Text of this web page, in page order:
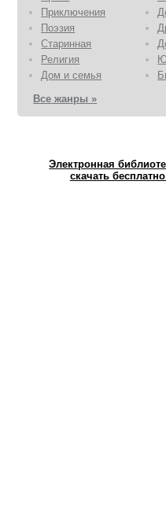
Приключения
Поэзия
Старинная
Религия
Дом и семья
Все жанры »
Электронная
скачать